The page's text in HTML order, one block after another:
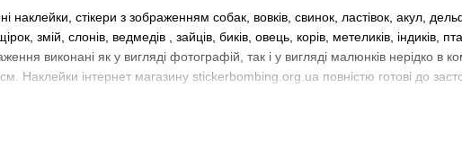
наклейки, стікери з зображенням собак, вовків, свинок, ластівок, акул,
змій, слонів, ведмедів , зайців, биків, овець, корів, метеликів, індиків,
виконані як у вигляді фотографій, так і у вигляді малюнків нерідко в
Наклейки інтернет магазину stickerbombing.org.ua повністю готові до